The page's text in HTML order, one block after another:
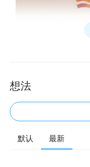
快时代里，人的
想法
默认 最新